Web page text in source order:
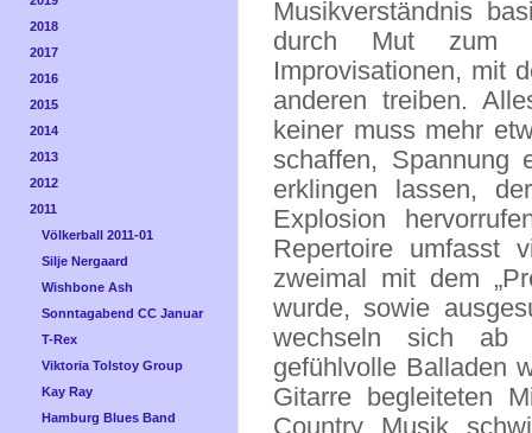
2018
2017
2016
2015
2014
2013
2012
2011
Völkerball 2011-01
Silje Nergaard
Wishbone Ash
Sonntagabend CC Januar
T-Rex
Viktoria Tolstoy Group
Kay Ray
Hamburg Blues Band
Musikverständnis
durch Mut zum
Improvisationen, mit
anderen treiben.
keiner muss mehr
schaffen, Spannung
erklingen lassen,
Explosion
Repertoire umfasst
zweimal mit dem
wurde, sowie
wechseln sich ab
gefühlvolle Balladen
Gitarre begleiteten
Country Musik